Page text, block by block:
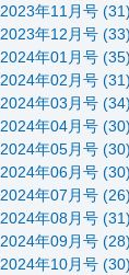
2023年11月号 (31)
2023年12月号 (33)
2024年01月号 (35)
2024年02月号 (31)
2024年03月号 (34)
2024年04月号 (30)
2024年05月号 (30)
2024年06月号 (30)
2024年07月号 (26)
2024年08月号 (31)
2024年09月号 (28)
2024年10月号 (30)